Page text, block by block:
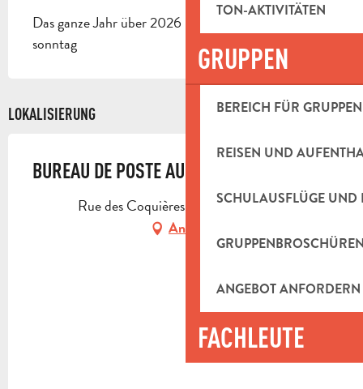
TON-AKTIVITÄTEN
GRUPPEN
BEREICH FÜR GRUPPEN
REISEN UND
SCHULAUSFLÜGE UND
ANGEBOT ANFORDERN
FACHLEUTE
Das ganze Jahr über 2026 - Geschlossen der
sonntag
LOKALISIERUNG
BUREAU DE POSTE AUBAGNE PRINCIPAL
Rue des Coquières, 13400 Aubagne
Anfahrt